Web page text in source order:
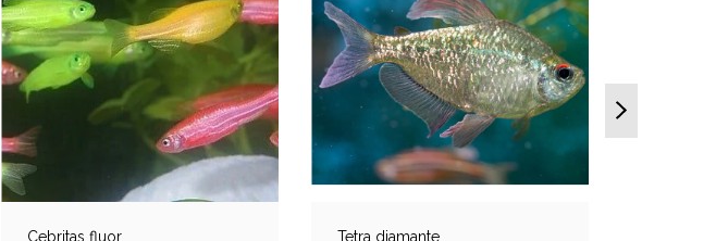
Cebritas fluor Tetra diamante